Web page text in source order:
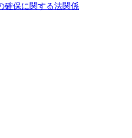
確保に関する法関係